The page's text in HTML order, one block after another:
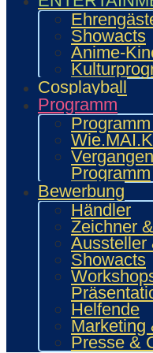
Showacts
Anime-
Cosplayball
Programm
Programm
Bewerbung
Händler
Zeichner
Aussteller
Showacts
Helfende
Marketing
Presse &